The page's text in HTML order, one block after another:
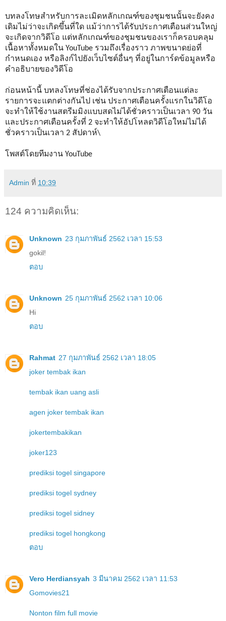
บทลงโทษสำหรับการละเมิดหลักเกณฑ์ของชุมชนนั้นจะยังคง
เดิมไม่ว่าจะเกิดขึ้นที่ใด แม้ว่าการได้รับประกาศเตือนส่วนใหญ่
จะเกิดจากวิดีโอ แต่หลักเกณฑ์ของชุมชนของเราก็ครอบคลุม
เนื้อหาทั้งหมดใน YouTube รวมถึงเรื่องราว ภาพขนาดย่อที่
กำหนดเอง หรือลิงก์ไปยังเว็บไซต์อื่นๆ ที่อยู่ในการ์ดข้อมูลหรือ
คำอธิบายของวิดีโอ
ก่อนหน้านี้ บทลงโทษที่ช่องได้รับจากประกาศเตือนแต่ละ
รายการจะแตกต่างกันไป เช่น ประกาศเตือนครั้งแรกในวิดีโอ
จะทำให้ใช้งานสตรีมมิงแบบสดไม่ได้ชั่วคราวเป็นเวลา 90 วัน
และประกาศเตือนครั้งที่ 2 จะทำให้อัปโหลดวิดีโอใหม่ไม่ได้
ชั่วคราวเป็นเวลา 2 สัปดาห์\
โพสต์โดยทีมงาน YouTube
Admin ที่ 10:39
124 ความคิดเห็น:
Unknown 23 กุมภาพันธ์ 2562 เวลา 15:53
gokil!
ตอบ
Unknown 25 กุมภาพันธ์ 2562 เวลา 10:06
Hi
ตอบ
Rahmat 27 กุมภาพันธ์ 2562 เวลา 18:05
joker tembak ikan
tembak ikan uang asli
agen joker tembak ikan
jokertembakikan
joker123
prediksi togel singapore
prediksi togel sydney
prediksi togel sidney
prediksi togel hongkong
ตอบ
Vero Herdiansyah 3 มีนาคม 2562 เวลา 11:53
Gomovies21
Nonton film full movie